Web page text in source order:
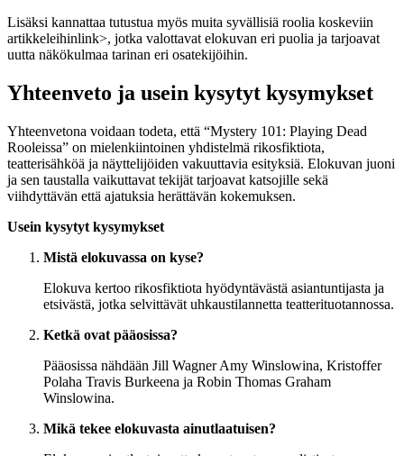
Lisäksi kannattaa tutustua myös muita syvällisiä roolia koskeviin
artikkeleihinlink>, jotka valottavat elokuvan eri puolia ja tarjoavat
uutta näkökulmaa tarinan eri osatekijöihin.
Yhteenveto ja usein kysytyt kysymykset
Yhteenvetona voidaan todeta, että “Mystery 101: Playing Dead
Rooleissa” on mielenkiintoinen yhdistelmä rikosfiktiota,
teatterisähköä ja näyttelijöiden vakuuttavia esityksiä. Elokuvan juoni
ja sen taustalla vaikuttavat tekijät tarjoavat katsojille sekä
viihdyttävän että ajatuksia herättävän kokemuksen.
Usein kysytyt kysymykset
Mistä elokuvassa on kyse?
Elokuva kertoo rikosfiktiota hyödyntävästä asiantuntijasta ja
etsivästä, jotka selvittävät uhkaustilannetta teatterituotannossa.
Ketkä ovat pääosissa?
Pääosissa nähdään Jill Wagner Amy Winslowina, Kristoffer
Polaha Travis Burkeena ja Robin Thomas Graham
Winslowina.
Mikä tekee elokuvasta ainutlaatuisen?